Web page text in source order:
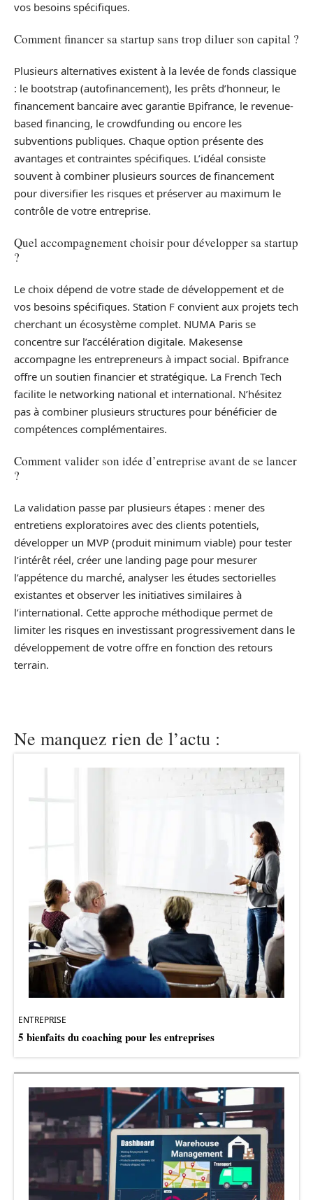
vos besoins spécifiques.
Comment financer sa startup sans trop diluer son capital ?
Plusieurs alternatives existent à la levée de fonds classique
: le bootstrap (autofinancement), les prêts d’honneur, le
financement bancaire avec garantie Bpifrance, le revenue-
based financing, le crowdfunding ou encore les
subventions publiques. Chaque option présente des
avantages et contraintes spécifiques. L’idéal consiste
souvent à combiner plusieurs sources de financement
pour diversifier les risques et préserver au maximum le
contrôle de votre entreprise.
Quel accompagnement choisir pour développer sa startup
?
Le choix dépend de votre stade de développement et de
vos besoins spécifiques. Station F convient aux projets tech
cherchant un écosystème complet. NUMA Paris se
concentre sur l’accélération digitale. Makesense
accompagne les entrepreneurs à impact social. Bpifrance
offre un soutien financier et stratégique. La French Tech
facilite le networking national et international. N’hésitez
pas à combiner plusieurs structures pour bénéficier de
compétences complémentaires.
Comment valider son idée d’entreprise avant de se lancer
?
La validation passe par plusieurs étapes : mener des
entretiens exploratoires avec des clients potentiels,
développer un MVP (produit minimum viable) pour tester
l’intérêt réel, créer une landing page pour mesurer
l’appétence du marché, analyser les études sectorielles
existantes et observer les initiatives similaires à
l’international. Cette approche méthodique permet de
limiter les risques en investissant progressivement dans le
développement de votre offre en fonction des retours
terrain.
Ne manquez rien de l’actu :
ENTREPRISE
5 bienfaits du coaching pour les entreprises